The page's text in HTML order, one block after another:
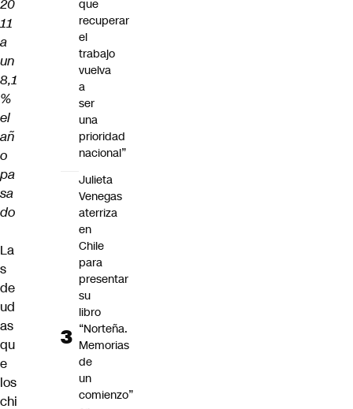
20
11
a
un
8,1
%
el
añ
o
pa
sa
do
La
s
de
ud
as
qu
e
los
chi
que
recuperar
el
trabajo
vuelva
a
ser
una
prioridad
nacional”
Julieta
Venegas
aterriza
en
Chile
para
presentar
su
libro
“Norteña.
Memorias
de
un
comienzo”